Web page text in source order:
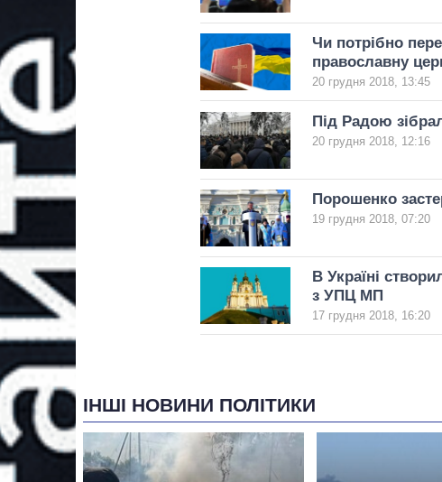
Чи потрібно
православну
20 грудня 2018, 13:45
Під Радою
20 грудня 2018, 12:16
Порошенко
19 грудня 2018, 07:20
В Україні
з УПЦ МП
17 грудня 2018, 16:20
ІНШІ НОВИНИ ПОЛІТИКИ